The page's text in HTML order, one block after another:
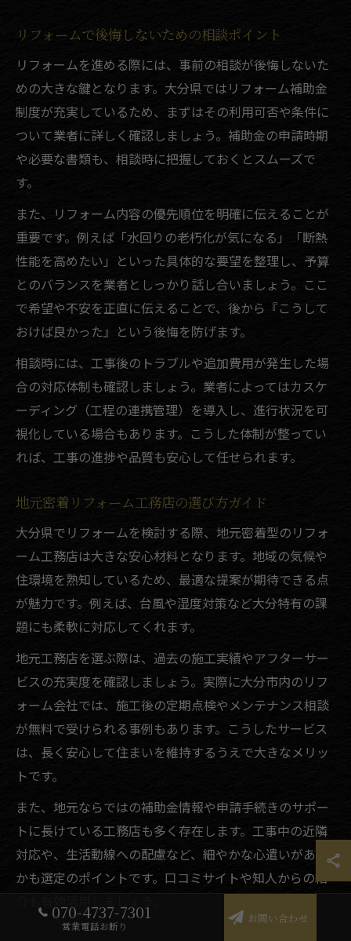
リフォームで後悔しないための相談ポイント
リフォームを進める際には、事前の相談が後悔しないた
めの大きな鍵となります。大分県ではリフォーム補助金
制度が充実しているため、まずはその利用可否や条件に
ついて業者に詳しく確認しましょう。補助金の申請時期
や必要な書類も、相談時に把握しておくとスムーズで
す。
また、リフォーム内容の優先順位を明確に伝えることが
重要です。例えば「水回りの老朽化が気になる」「断熱
性能を高めたい」といった具体的な要望を整理し、予算
とのバランスを業者としっかり話し合いましょう。ここ
で希望や不安を正直に伝えることで、後から『こうして
おけば良かった』という後悔を防げます。
相談時には、工事後のトラブルや追加費用が発生した場
合の対応体制も確認しましょう。業者によってはカスケ
ーディング（工程の連携管理）を導入し、進行状況を可
視化している場合もあります。こうした体制が整ってい
れば、工事の進捗や品質も安心して任せられます。
地元密着リフォーム工務店の選び方ガイド
大分県でリフォームを検討する際、地元密着型のリフォ
ーム工務店は大きな安心材料となります。地域の気候や
住環境を熟知しているため、最適な提案が期待できる点
が魅力です。例えば、台風や湿度対策など大分特有の課
題にも柔軟に対応してくれます。
地元工務店を選ぶ際は、過去の施工実績やアフターサー
ビスの充実度を確認しましょう。実際に大分市内のリフ
ォーム会社では、施工後の定期点検やメンテナンス相談
が無料で受けられる事例もあります。こうしたサービス
は、長く安心して住まいを維持するうえで大きなメリッ
トです。
また、地元ならではの補助金情報や申請手続きのサポー
トに長けている工務店も多く存在します。工事中の近隣
対応や、生活動線への配慮など、細やかな心遣いがある
かも選定のポイントです。口コミサイトや知人からの紹
070-4737-7301
営業電話お断り
お問い合わせ